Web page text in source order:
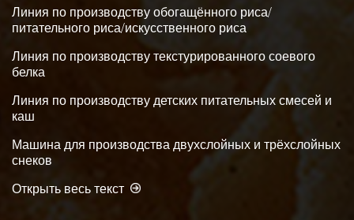
Линия по производству обогащённого риса/
питательного риса/искусственного риса
Линия по производству текстурированного соевого
белка
Линия по производству детских питательных смесей и
каш
Машина для производства двухслойных и трёхслойных
снеков
Открыть весь текст